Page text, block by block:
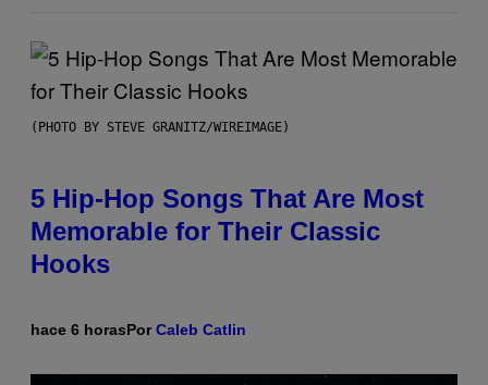
(PHOTO BY STEVE GRANITZ/WIREIMAGE)
5 Hip-Hop Songs That Are Most
Memorable for Their Classic
Hooks
hace 6 horasPorCaleb Catlin